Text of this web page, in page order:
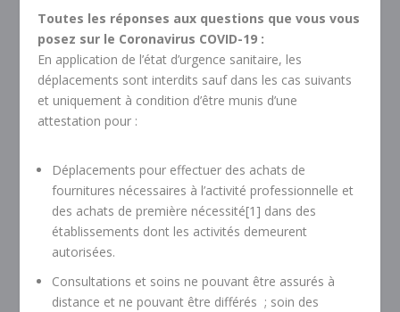
Toutes les réponses aux questions que vous vous
posez sur le Coronavirus COVID-19 :
En application de l’état d’urgence sanitaire, les
déplacements sont interdits sauf dans les cas suivants
et uniquement à condition d’être munis d’une
attestation pour :
Déplacements pour effectuer des achats de
fournitures nécessaires à l’activité professionnelle et
des achats de première nécessité[1] dans des
établissements dont les activités demeurent
autorisées.
Consultations et soins ne pouvant être assurés à
distance et ne pouvant être différés ; soin des